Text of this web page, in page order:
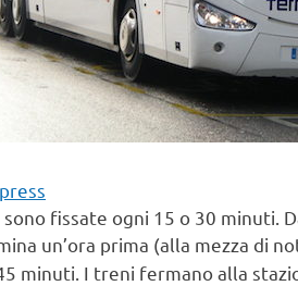
fissate ogni 15 o 30 minuti.
un’ora prima (alla mezza di
minuti. I treni fermano alla